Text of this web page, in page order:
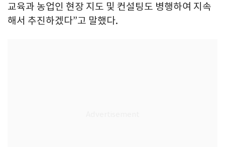
교육과 농업인 현장 지도 및 컨설팅도 병행하여 지속
해서 추진하겠다”고 말했다.